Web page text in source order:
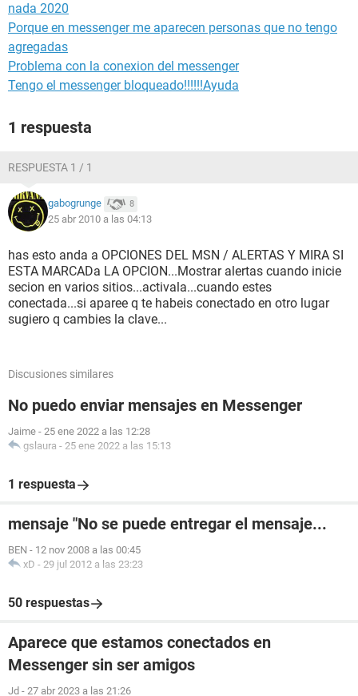
nada 2020
Porque en messenger me aparecen personas que no tengo
agregadas
Problema con la conexion del messenger
Tengo el messenger bloqueado!!!!!!Ayuda
1 respuesta
RESPUESTA 1 / 1
gabogrunge 8
25 abr 2010 a las 04:13
has esto anda a OPCIONES DEL MSN / ALERTAS Y MIRA SI
ESTA MARCADa LA OPCION...Mostrar alertas cuando inicie
secion en varios sitios...activala...cuando estes
conectada...si aparee q te habeis conectado en otro lugar
sugiero q cambies la clave...
Discusiones similares
No puedo enviar mensajes en Messenger
Jaime - 25 ene 2022 a las 12:28
gslaura - 25 ene 2022 a las 15:13
1 respuesta
mensaje "No se puede entregar el mensaje...
BEN - 12 nov 2008 a las 00:45
xD - 29 jul 2012 a las 23:23
50 respuestas
Aparece que estamos conectados en
Messenger sin ser amigos
Jd - 27 abr 2023 a las 21:26